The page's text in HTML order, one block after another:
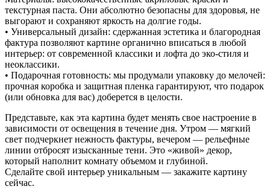
текстурная паста. Они абсолютно безопасны для здоровья, не
выгорают и сохраняют яркость на долгие годы.
• Универсальный дизайн: сдержанная эстетика и благородная
фактура позволяют картине органично вписаться в любой
интерьер: от современной классики и лофта до эко-стиля и
неоклассики.
• Подарочная готовность: мы продумали упаковку до мелочей:
прочная коробка и защитная пленка гарантируют, что подарок
(или обновка для вас) доберется в целости.
Представьте, как эта картина будет менять свое настроение в
зависимости от освещения в течение дня. Утром — мягкий
свет подчеркнет нежность фактуры, вечером — рельефные
линии отбросят изысканные тени. Это «живой» декор,
который наполнит комнату объемом и глубиной.
Сделайте свой интерьер уникальным — закажите картину
сейчас.